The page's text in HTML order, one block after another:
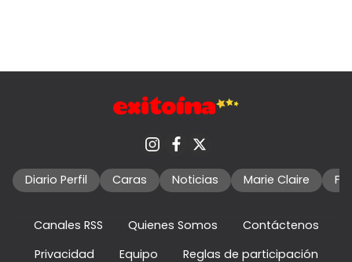
Diario Perfil Caras Noticias Marie Claire
Canales RSS Quienes Somos
Contáctenos
Privacidad
Equipo Reglas de participación